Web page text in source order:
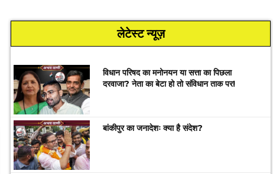
लेटेस्ट न्यूज़
विधान परिषद का मनोनयन या सत्ता का पिछला
दरवाजा? नेता का बेटा हो तो संविधान ताक पर!
बांकीपुर का जनादेशः क्या है संदेश?